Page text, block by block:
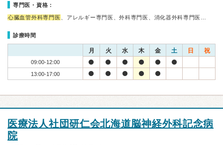
専門医・資格：
心臓血管外科専門医 、アレルギー専門医、外科専門医、消化器外科専門医…
診療時間
月 火 水 木 金 土 日 祝
09:00-12:00
13:00-17:00
医療法人社団研仁会北海道脳神経外科記念病
院